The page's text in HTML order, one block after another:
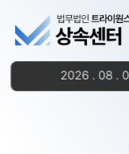
2026 . 08 .